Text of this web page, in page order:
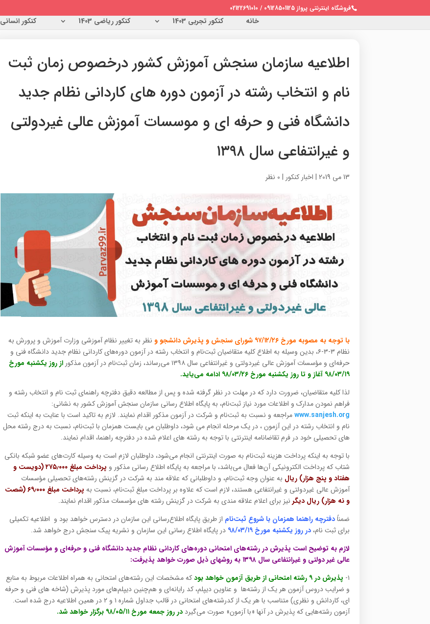
فروشگاه اینترنتی پرواز 09128501125 / 02122691010
خانه کنکور تجربی 1403 کنکور ریاضی 1403 کنکور انسانی 1403
اطلاعیه سازمان سنجش آموزش کشور درخصوص زمان ثبت
نام و انتخاب رشته در آزمون دوره های کاردانی نظام جدید
دانشگاه فنی و حرفه ای و موسسات آموزش عالی غیردولتی
و غیرانتفاعی سال ۱۳۹۸
13 می 2019 | اخبار کنکور | 0 نظر
با توجه به مصوبه مورخ ۹۷/۱۲/۲۶ شورای سنجش و پذیرش دانشجو و
نظر به تغییر نظام آموزشی وزارت آموزش و پرورش به
نظام ۳-۳-۶، بدین وسیله به اطلاع کلیه متقاضیان ثبت‌نام و انتخاب رشته در آزمون دوره‌های کاردانی نظام جدید دانشگاه فنی و
حرفه‌ای و مؤسسات آموزش عالی غیردولتی و غیرانتفاعی سال ۱۳۹۸ می‌رساند، زمان ثبت‌نام در آزمون مذکور
از روز یکشنبه مورخ
۹۸/۰۳/۱۹ آغاز و تا روز یکشنبه مورخ ۹۸/۰۳/۲۶ ادامه می‌یاید.
لذا کلیه متقاضیان، ضرورت دارد که در مهلت در نظر گرفته شده و پس از مطالعه دقیق دفترچه راهنمای ثبت نام و انتخاب رشته و
فراهم نمودن مدارک و اطلاعات مورد نیاز ثبت‌نام، به پایگاه اطلاع رسانی سازمان سنجش‌ آموزش کشور به نشانی:
www.sanjesh.orgمراجعه و نسبت به ثبت‌نام و شرکت در آزمون مذکور اقدام نمایند. لازم به تاکید است با عنایت به اینکه ثبت
نام و انتخاب رشته در این آزمون ، در یک مرحله انجام می شود، داوطلبان می بایست همزمان با ثبت‌نام، نسبت به درج رشته محل
های تحصیلی خود در فرم تقاضانامه اینترنتی با توجه به رشته های اعلام شده در دفترچه راهنما، اقدام نمایند.
با توجه به اینکه پرداخت هزینه ثبت‌نام به صورت اینترنتی انجام می‌شود، داوطلبان لازم است به وسیله کارت‌های عضو شبکه بانکی
شتاب که پرداخت الکترونیکی آن‌ها فعال می‌باشد، با مراجعه به پایگاه اطلاع رسانی مذکور و
پرداخت مبلغ ۲۷۵٫۰۰۰ (دویست و
هفتاد و پنج هزار) ریال به عنوان وجه ثبت‌نام، و داوطلبانی که علاقه مند به شرکت در گزینش رشته‌های تحصیلی مؤسسات
آموزش عالی غیردولتی و غیرانتفاعی هستند، لازم است که علاوه بر پرداخت مبلغ ثبت‌نام، نسبت به
پرداخت مبلغ ۶۹٫۰۰۰ (شصت
و نه هزار) ریال دیگر نیز برای اعلام علاقه مندی به شرکت در گزینش رشته های مؤسسات مذکور اقدام نمایند.
ضمناًدفترچه راهنما همزمان با شروع ثبت‌نام از طریق پایگاه اطلاع‌رسانی این سازمان در دسترس خواهد بود و اطلاعیه تکمیلی
برای ثبت نام، در روز یکشنبه مورخ ۹۸/۰۳/۱۹
در پایگاه اطلاع رسانی این سازمان و نشریه پیک سنجش درج خواهد شد.
لازم به توضیح است پذیرش در رشته‌های امتحانی دوره‌های کاردانی نظام جدید دانشگاه فنی و حرفه‌ای و مؤسسات آموزش
عالی غیر دولتی و غیرانتفاعی سال ۱۳۹۸ به روشهای ذیل صورت خواهد پذیرفت:
۱- پذیرش در ۹ رشته امتحانی از طریق آزمون خواهد بود
که مشخصات این رشته‌های امتحانی به همراه اطلاعات مربوط به منابع
و ضرایب دروس آزمون هر یک از رشته‌ها و عناوین دیپلم، کد رایانه‌ای و هم‌چنین دیپلم‌های مورد پذیرش (شاخه های فنی و حرفه
ای، کاردانش و نظری) متناسب با هر یک از کدرشته‌های امتحانی در قالب جداول شماره ۱ و ۲ در همین اطلاعیه درج شده است.
آزمون رشته‌هایی که پذیرش در آنها «با آزمون» صورت می‌گیرد در روز جمعه مورخ ۹۸/۰۵/۱۱ برگزار خواهد شد.